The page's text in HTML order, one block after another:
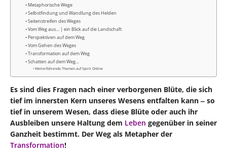
Metaphorische Wege
Selbstfindung und Wandlung des Helden
Seitenstreifen des Weges
Vom Weg aus… | ein Blick auf die Landschaft
Perspektiven auf dem Weg
Vom Gehen des Weges
Transformation auf dem Weg
Schatten auf dem Weg…
Weiterführende Themen auf Spirit Online
Es sind dies Fragen nach einer verborgenen Blüte, die sich
tief im innersten Kern unseres Wesens entfalten kann ‒ so
tief in unserem Wesen, dass diese Blüte oder auch ihr
Ausbleiben unsere Haltung dem Leben gegenüber in seiner
Ganzheit bestimmt. Der Weg als Metapher der
Transformation!